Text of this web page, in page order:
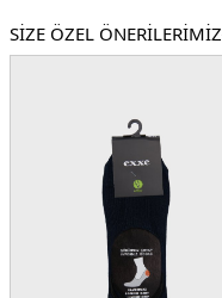
SİZE ÖZEL ÖNERİLERİMİZ